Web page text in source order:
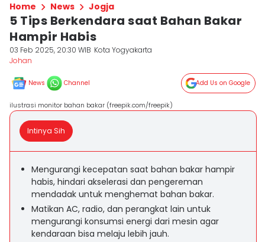
Home News Jogja
5 Tips Berkendara saat Bahan Bakar
Hampir Habis
03 Feb 2025, 20:30 WIB Kota Yogyakarta
Johan
News Channel Add Us on Google
ilustrasi monitor bahan bakar (freepik.com/freepik)
Intinya Sih
Mengurangi kecepatan saat bahan bakar hampir
habis, hindari akselerasi dan pengereman
mendadak untuk menghemat bahan bakar.
Matikan AC, radio, dan perangkat lain untuk
mengurangi konsumsi energi dari mesin agar
kendaraan bisa melaju lebih jauh.